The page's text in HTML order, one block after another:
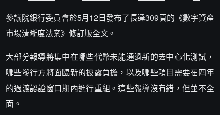
參議院銀行委員會於5月12日發布了長達309頁的《數字資產
市場清晰度法案》修訂版全文。
大部分報導將集中在哪些代幣未能通過新的去中心化測試，
哪些發行方將面臨新的披露負擔，以及哪些項目需要在四年
的過渡認證窗口期內進行重組。這些報導沒有錯，但並不全
面。